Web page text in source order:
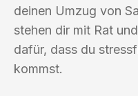
deinen Umzug von
stehen dir mit Rat
dafür, dass du
kommst.